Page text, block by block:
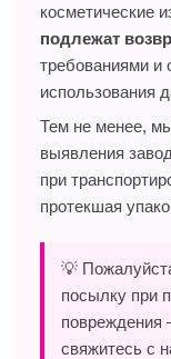
косметические
подлежат
требованиями и
использования
Тем не менее,
выявления
при
протекшая
💡
посылку при
повреждения
свяжитесь с